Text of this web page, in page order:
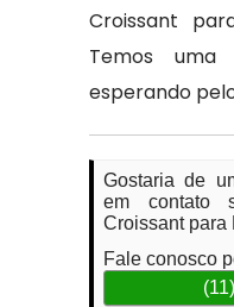
Croissant
Temos uma
esperando
Gostaria de
em contato
Croissant para
Fale conosco